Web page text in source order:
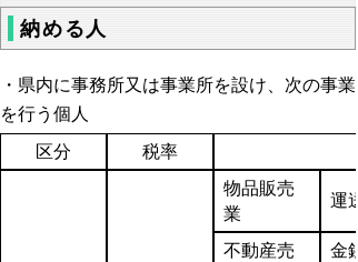
納める人
・県内に事務所又は事業所を設け、次の事業
を行う個人
区分
税率
物品販売
業
運
不動産売
金